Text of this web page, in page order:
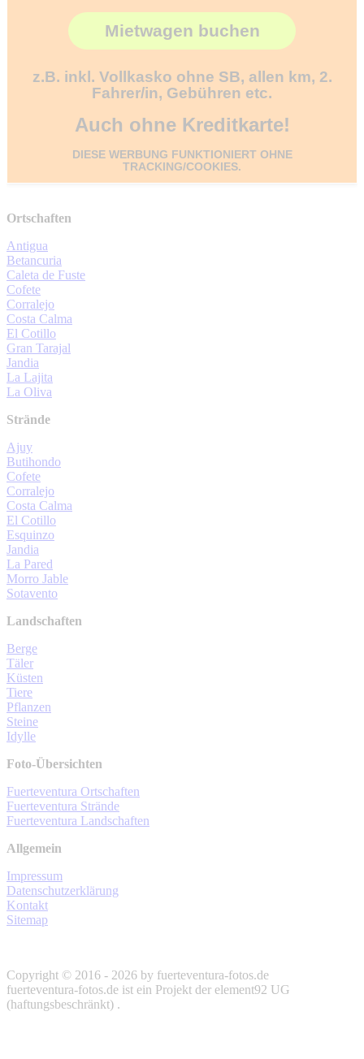
Mietwagen buchen
z.B. inkl. Vollkasko ohne SB, allen km, 2.
Fahrer/in, Gebühren etc.
Auch ohne Kreditkarte!
DIESE WERBUNG FUNKTIONIERT OHNE
TRACKING/COOKIES.
Ortschaften
Antigua
Betancuria
Caleta de Fuste
Cofete
Corralejo
Costa Calma
El Cotillo
Gran Tarajal
Jandia
La Lajita
La Oliva
Strände
Ajuy
Butihondo
Cofete
Corralejo
Costa Calma
El Cotillo
Esquinzo
Jandia
La Pared
Morro Jable
Sotavento
Landschaften
Berge
Täler
Küsten
Tiere
Pflanzen
Steine
Idylle
Foto-Übersichten
Fuerteventura Ortschaften
Fuerteventura Strände
Fuerteventura Landschaften
Allgemein
Impressum
Datenschutzerklärung
Kontakt
Sitemap
Copyright © 2016 - 2026 by fuerteventura-fotos.de
fuerteventura-fotos.de ist ein Projekt der element92 UG
(haftungsbeschränkt) .